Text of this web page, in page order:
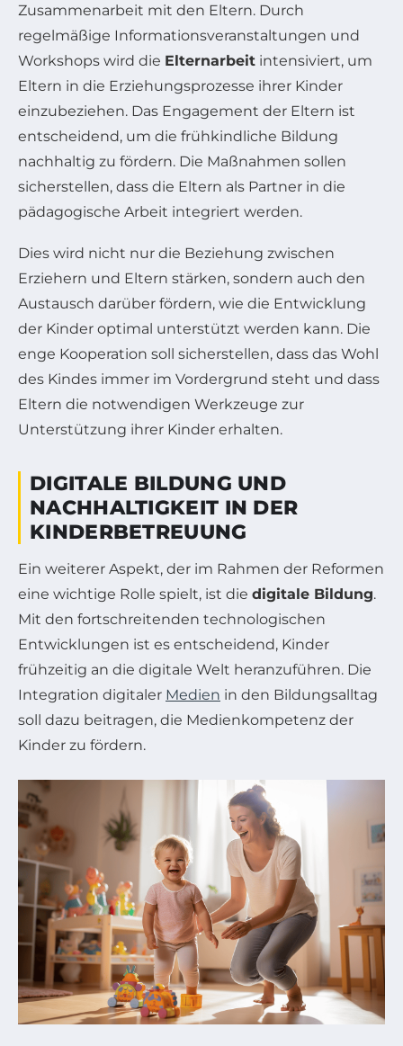
Zusammenarbeit mit den Eltern. Durch
regelmäßige Informationsveranstaltungen und
Workshops wird die Elternarbeit intensiviert, um
Eltern in die Erziehungsprozesse ihrer Kinder
einzubeziehen. Das Engagement der Eltern ist
entscheidend, um die frühkindliche Bildung
nachhaltig zu fördern. Die Maßnahmen sollen
sicherstellen, dass die Eltern als Partner in die
pädagogische Arbeit integriert werden.
Dies wird nicht nur die Beziehung zwischen
Erziehern und Eltern stärken, sondern auch den
Austausch darüber fördern, wie die Entwicklung
der Kinder optimal unterstützt werden kann. Die
enge Kooperation soll sicherstellen, dass das Wohl
des Kindes immer im Vordergrund steht und dass
Eltern die notwendigen Werkzeuge zur
Unterstützung ihrer Kinder erhalten.
DIGITALE BILDUNG UND
NACHHALTIGKEIT IN DER
KINDERBETREUUNG
Ein weiterer Aspekt, der im Rahmen der Reformen
eine wichtige Rolle spielt, ist die digitale Bildung.
Mit den fortschreitenden technologischen
Entwicklungen ist es entscheidend, Kinder
frühzeitig an die digitale Welt heranzuführen. Die
Integration digitaler Medien in den Bildungsalltag
soll dazu beitragen, die Medienkompetenz der
Kinder zu fördern.